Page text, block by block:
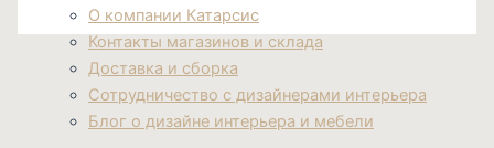
О компании Катарсис
Контакты магазинов и склада
Доставка и сборка
Сотрудничество с дизайнерами интерьера
Блог о дизайне интерьера и мебели